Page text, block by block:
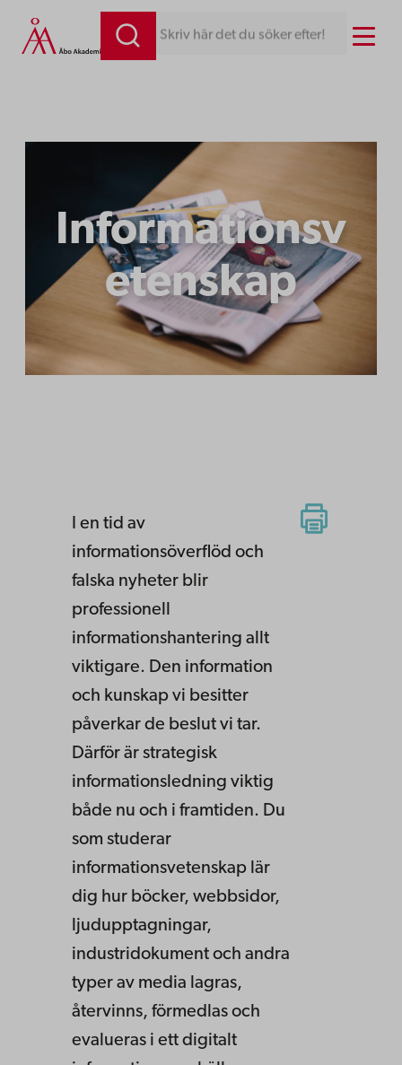
Skriv här det du söker efter! Menu
Informationsv
etenskap
I en tid av
informationsöverflöd och
falska nyheter blir
professionell
informationshantering allt
viktigare. Den information
och kunskap vi besitter
påverkar de beslut vi tar.
Därför är strategisk
informationsledning viktig
både nu och i framtiden. Du
som studerar
informationsvetenskap lär
dig hur böcker, webbsidor,
ljudupptagningar,
industridokument och andra
typer av media lagras,
återvinns, förmedlas och
evalueras i ett digitalt